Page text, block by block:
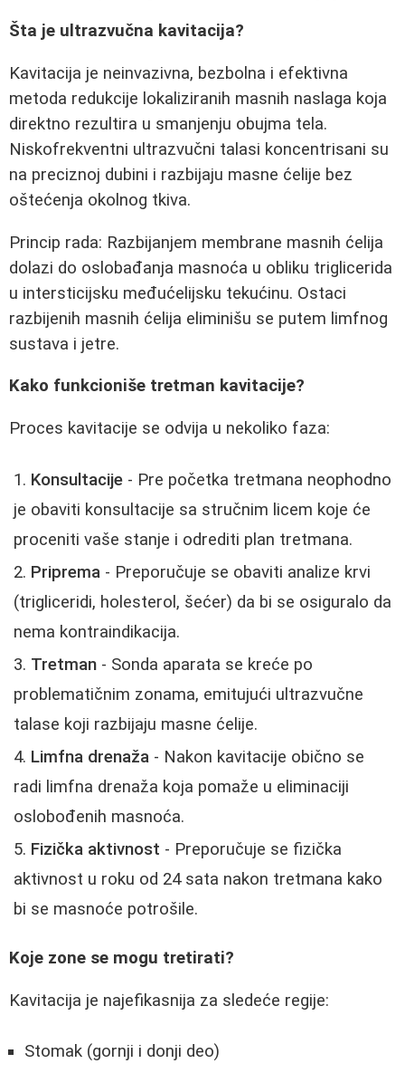
Šta je ultrazvučna kavitacija?
Kavitacija je neinvazivna, bezbolna i efektivna
metoda redukcije lokaliziranih masnih naslaga koja
direktno rezultira u smanjenju obujma tela.
Niskofrekventni ultrazvučni talasi koncentrisani su
na preciznoj dubini i razbijaju masne ćelije bez
oštećenja okolnog tkiva.
Princip rada: Razbijanjem membrane masnih ćelija
dolazi do oslobađanja masnoća u obliku triglicerida
u intersticijsku međućelijsku tekućinu. Ostaci
razbijenih masnih ćelija eliminišu se putem limfnog
sustava i jetre.
Kako funkcioniše tretman kavitacije?
Proces kavitacije se odvija u nekoliko faza:
Konsultacije - Pre početka tretmana neophodno
je obaviti konsultacije sa stručnim licem koje će
proceniti vaše stanje i odrediti plan tretmana.
Priprema - Preporučuje se obaviti analize krvi
(trigliceridi, holesterol, šećer) da bi se osiguralo da
nema kontraindikacija.
Tretman - Sonda aparata se kreće po
problematičnim zonama, emitujući ultrazvučne
talase koji razbijaju masne ćelije.
Limfna drenaža - Nakon kavitacije obično se
radi limfna drenaža koja pomaže u eliminaciji
oslobođenih masnoća.
Fizička aktivnost - Preporučuje se fizička
aktivnost u roku od 24 sata nakon tretmana kako
bi se masnoće potrošile.
Koje zone se mogu tretirati?
Kavitacija je najefikasnija za sledeće regije:
Stomak (gornji i donji deo)